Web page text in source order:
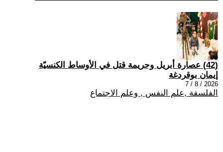
(42) عصارة أبريل وجريمة قتل في الأوساط الكنسيّة
إيمان بوقردغة
2026 / 8 / 7
الفلسفة ,علم النفس , وعلم الاجتماع